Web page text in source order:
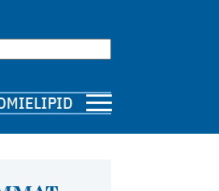
MIELIPIDE